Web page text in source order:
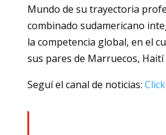
Mundo de su trayectoria
combinado sudamericano
la competencia global, en el
sus pares de Marruecos, Haití
Seguí el canal de noticias: